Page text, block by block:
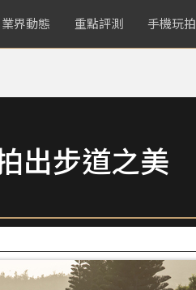
業界動態 重點評測 手機玩拍
出步道之美